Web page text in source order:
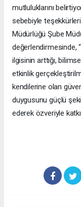
mutluluklarını
sebebiyle
Müdürlüğü Şube
değerlendirmesinde,
ilgisinin arttığı,
etkinlik
kendilerine olan
duygusunu güçlü
ederek özveriyle